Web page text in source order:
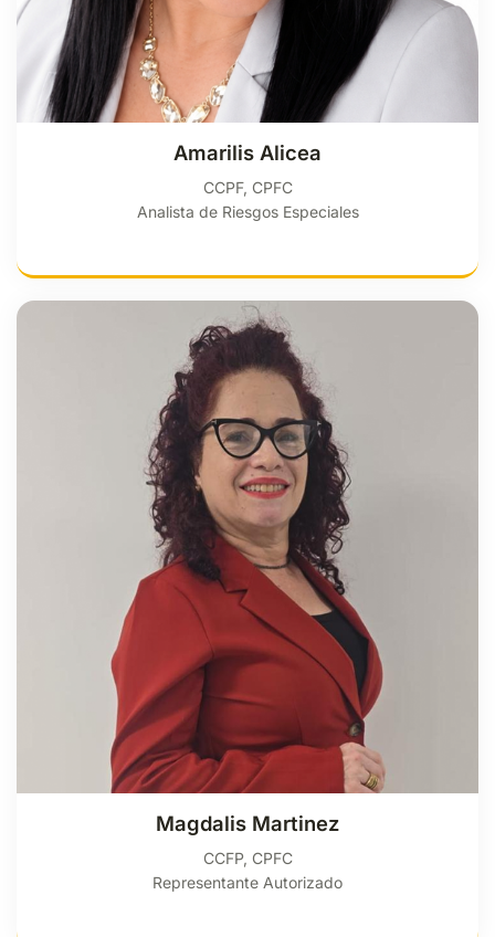
Amarilis Alicea
CCPF, CPFC
Analista de Riesgos Especiales
Magdalis Martinez
CCFP, CPFC
Representante Autorizado